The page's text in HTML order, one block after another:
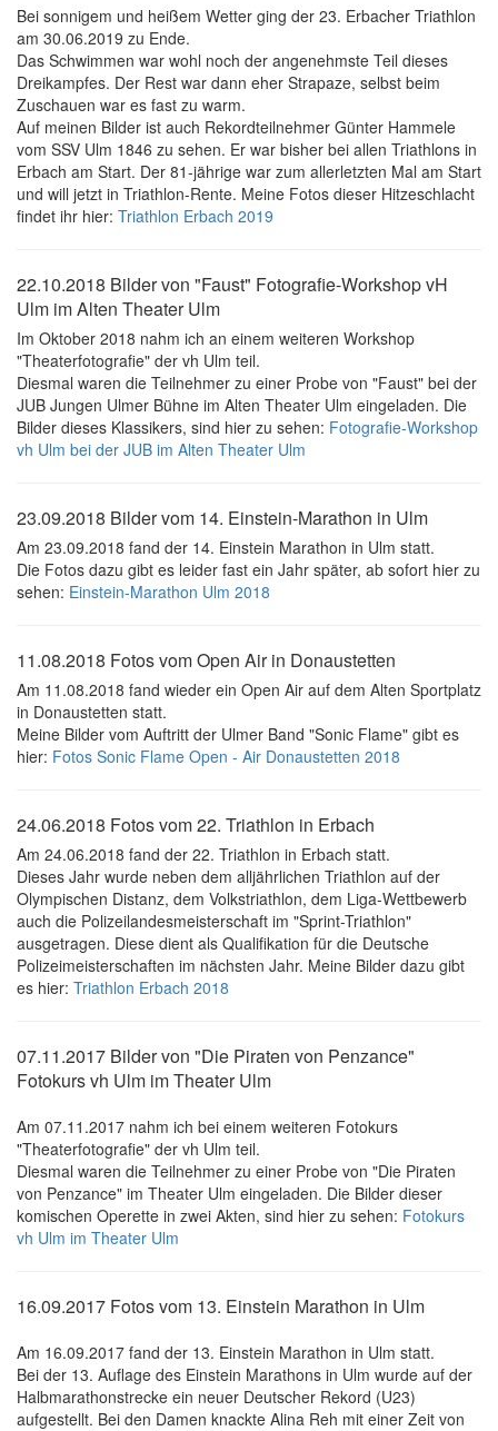
Bei sonnigem und heißem Wetter ging der 23. Erbacher Triathlon
am 30.06.2019 zu Ende.
Das Schwimmen war wohl noch der angenehmste Teil dieses
Dreikampfes. Der Rest war dann eher Strapaze, selbst beim
Zuschauen war es fast zu warm.
Auf meinen Bilder ist auch Rekordteilnehmer Günter Hammele
vom SSV Ulm 1846 zu sehen. Er war bisher bei allen Triathlons in
Erbach am Start. Der 81-jährige war zum allerletzten Mal am Start
und will jetzt in Triathlon-Rente. Meine Fotos dieser Hitzeschlacht
findet ihr hier: Triathlon Erbach 2019
22.10.2018 Bilder von "Faust" Fotografie-Workshop vH
Ulm im Alten Theater Ulm
Im Oktober 2018 nahm ich an einem weiteren Workshop
"Theaterfotografie" der vh Ulm teil.
Diesmal waren die Teilnehmer zu einer Probe von "Faust" bei der
JUB Jungen Ulmer Bühne im Alten Theater Ulm eingeladen. Die
Bilder dieses Klassikers, sind hier zu sehen: Fotografie-Workshop
vh Ulm bei der JUB im Alten Theater Ulm
23.09.2018 Bilder vom 14. Einstein-Marathon in Ulm
Am 23.09.2018 fand der 14. Einstein Marathon in Ulm statt.
Die Fotos dazu gibt es leider fast ein Jahr später, ab sofort hier zu
sehen: Einstein-Marathon Ulm 2018
11.08.2018 Fotos vom Open Air in Donaustetten
Am 11.08.2018 fand wieder ein Open Air auf dem Alten Sportplatz
in Donaustetten statt.
Meine Bilder vom Auftritt der Ulmer Band "Sonic Flame" gibt es
hier: Fotos Sonic Flame Open - Air Donaustetten 2018
24.06.2018 Fotos vom 22. Triathlon in Erbach
Am 24.06.2018 fand der 22. Triathlon in Erbach statt.
Dieses Jahr wurde neben dem alljährlichen Triathlon auf der
Olympischen Distanz, dem Volkstriathlon, dem Liga-Wettbewerb
auch die Polizeilandesmeisterschaft im "Sprint-Triathlon"
ausgetragen. Diese dient als Qualifikation für die Deutsche
Polizeimeisterschaften im nächsten Jahr. Meine Bilder dazu gibt
es hier: Triathlon Erbach 2018
07.11.2017 Bilder von "Die Piraten von Penzance"
Fotokurs vh Ulm im Theater Ulm
Am 07.11.2017 nahm ich bei einem weiteren Fotokurs
"Theaterfotografie" der vh Ulm teil.
Diesmal waren die Teilnehmer zu einer Probe von "Die Piraten
von Penzance" im Theater Ulm eingeladen. Die Bilder dieser
komischen Operette in zwei Akten, sind hier zu sehen: Fotokurs
vh Ulm im Theater Ulm
16.09.2017 Fotos vom 13. Einstein Marathon in Ulm
Am 16.09.2017 fand der 13. Einstein Marathon in Ulm statt.
Bei der 13. Auflage des Einstein Marathons in Ulm wurde auf der
Halbmarathonstrecke ein neuer Deutscher Rekord (U23)
aufgestellt. Bei den Damen knackte Alina Reh mit einer Zeit von